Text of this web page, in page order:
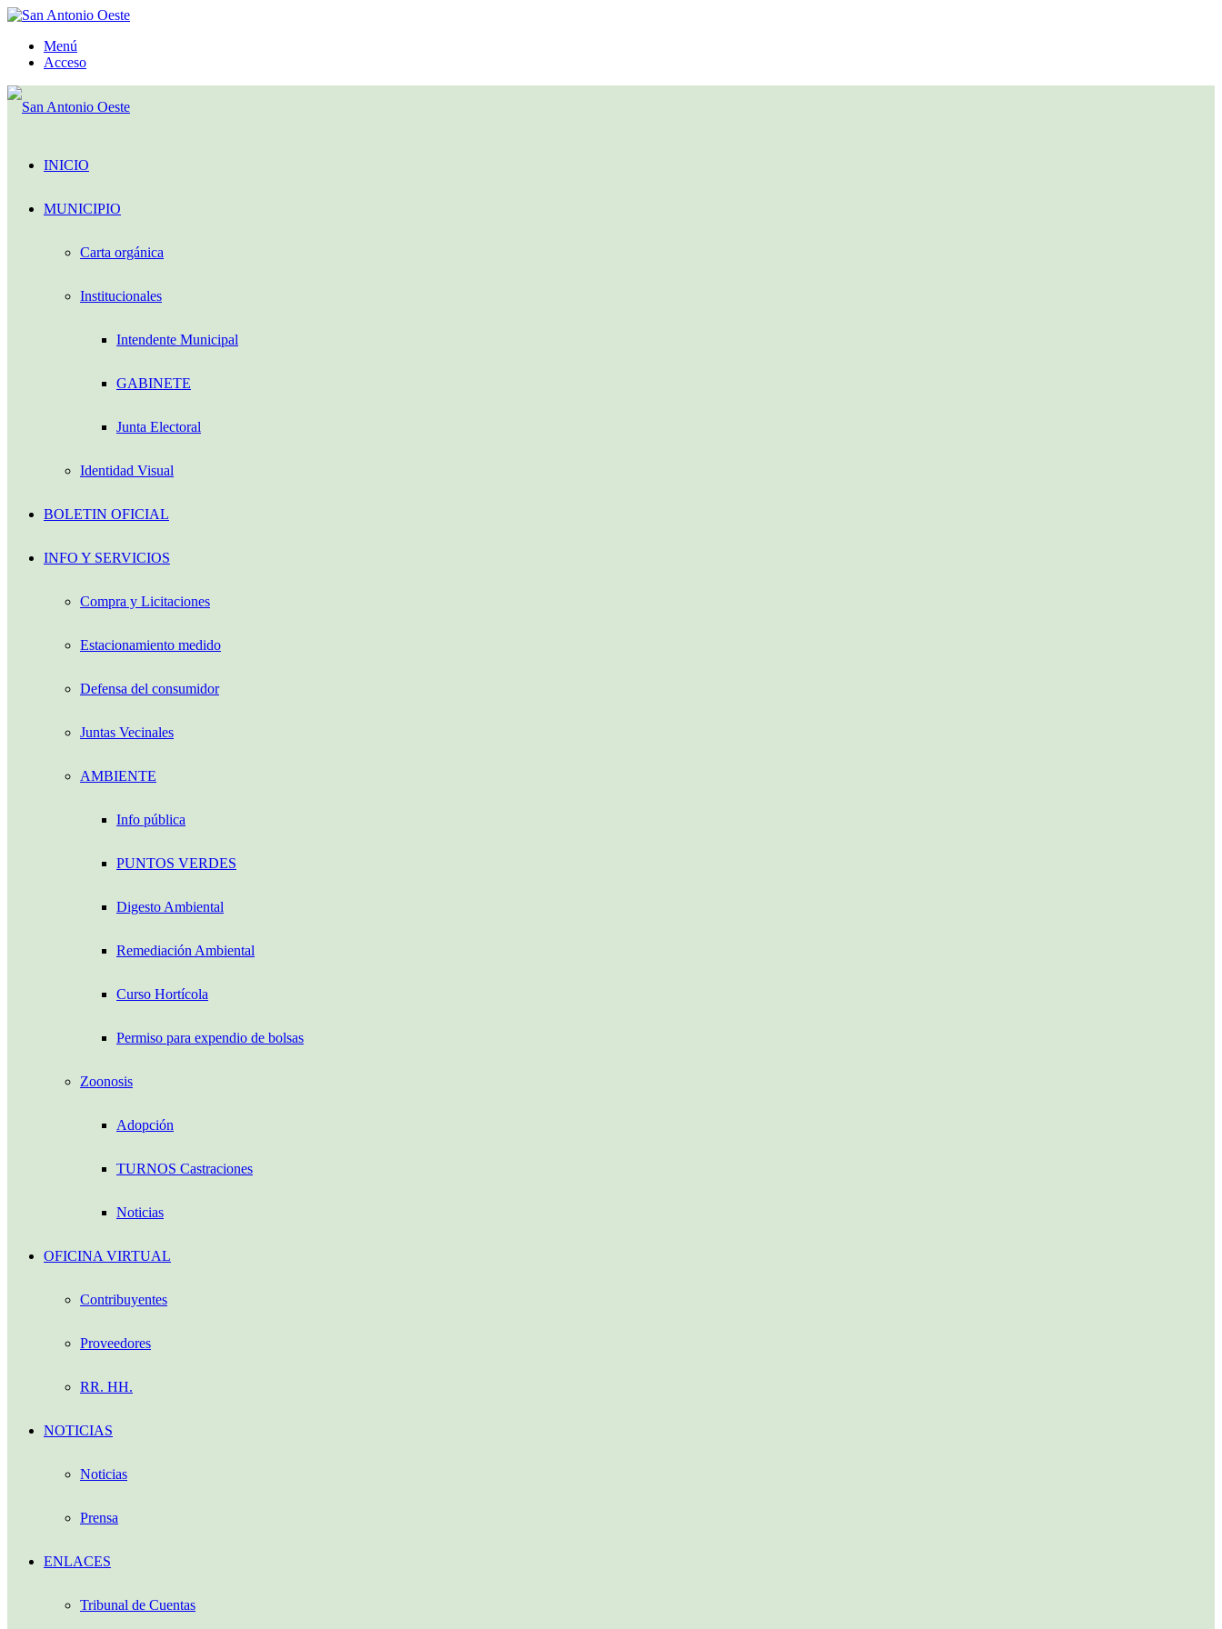
Menú
Acceso
INICIO
MUNICIPIO
Carta orgánica
Institucionales
Intendente Municipal
GABINETE
Junta Electoral
Identidad Visual
BOLETIN OFICIAL
INFO Y SERVICIOS
Compra y Licitaciones
Estacionamiento medido
Defensa del consumidor
Juntas Vecinales
AMBIENTE
Info pública
PUNTOS VERDES
Digesto Ambiental
Remediación Ambiental
Curso Hortícola
Permiso para expendio de bolsas
Zoonosis
Adopción
TURNOS Castraciones
Noticias
OFICINA VIRTUAL
Contribuyentes
Proveedores
RR. HH.
NOTICIAS
Noticias
Prensa
ENLACES
Tribunal de Cuentas